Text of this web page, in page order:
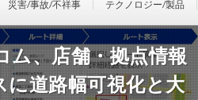
災害/事故/不祥事 テクノロジー/製品
ム、店舗・拠点情報
に道路幅可視化と大